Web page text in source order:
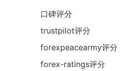
口碑评分
trustpilot评分
forexpeacearmy评分
forex-ratings评分